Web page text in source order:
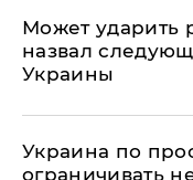
Может ударить
назвал
Украины
Украина по
ограничивать